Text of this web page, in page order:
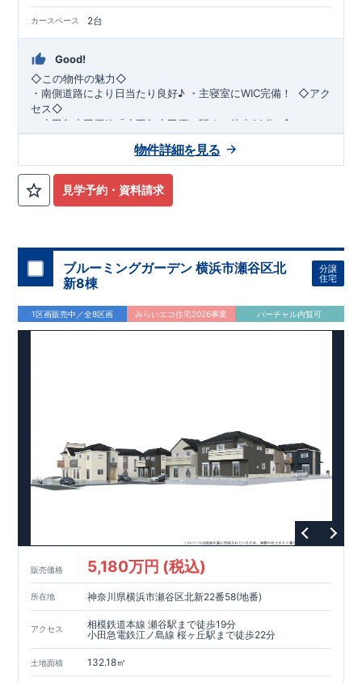
カースペース 2台
Good!
◇この物件の魅力◇
・南側道路により日当たり良好♪ ・ 主寝室にWIC完備！ ​ ​◇アク
セス◇
・小田急小田原線
「小田急小田原」駅まで徒歩22分
◇ロケー
・相模原市立若草小学校 徒歩11分 ・相模原市立若草
中学校 徒歩5分 ・sanwa相模台店
徒歩9分 ​・セブンイレブン相模原相模台店 徒歩4分
◇ブルーミングガーデンのこだわり◇
・設計、施工、営業が互いに協力しあい、最良のプランを提供
いたします。
・不要な中間マージンを抑えることで、コストダウンに努めて
います。
・設計住宅性能評価：建物設計段階で、国が認めた第三者機関
が評価しています。
・建設住宅性能評価：評価を受けた図面通りに施工されている
か、建設までに、計4回のチェックが行われます。
・長期優良住宅とは、｢良い家を作って、きちんと手入れをし
て、長く大切に使う｣ことを目的とした認定制度。住宅ローン減
税、固定資産税などの税制優遇を受けられるだけでなく、中古
市場でも、長期優良住宅が有利に働きます。
【充実のアフターサポート】
・東栄住宅では、お引渡し後最大10回の無料定期点検と、60年
間の品質保証を実施。お引渡しからが本当のお付き合いだと考
見学予約・資料請求
物件詳細を見る
ブルーミングガーデン 横浜市瀬谷区北
新8棟
分譲
住宅
1区画販売中／全8区画 みらいエコ住宅2026事業 バーチャル内覧可
販売価格 5,180万円 (税込)
所在地 神奈川県横浜市瀬谷区北新22番58(地番)
アクセス
相模鉄道本線 瀬谷駅まで徒歩19分
小田急電鉄江ノ島線 桜ヶ丘駅まで徒歩22分
土地面積 132.18㎡